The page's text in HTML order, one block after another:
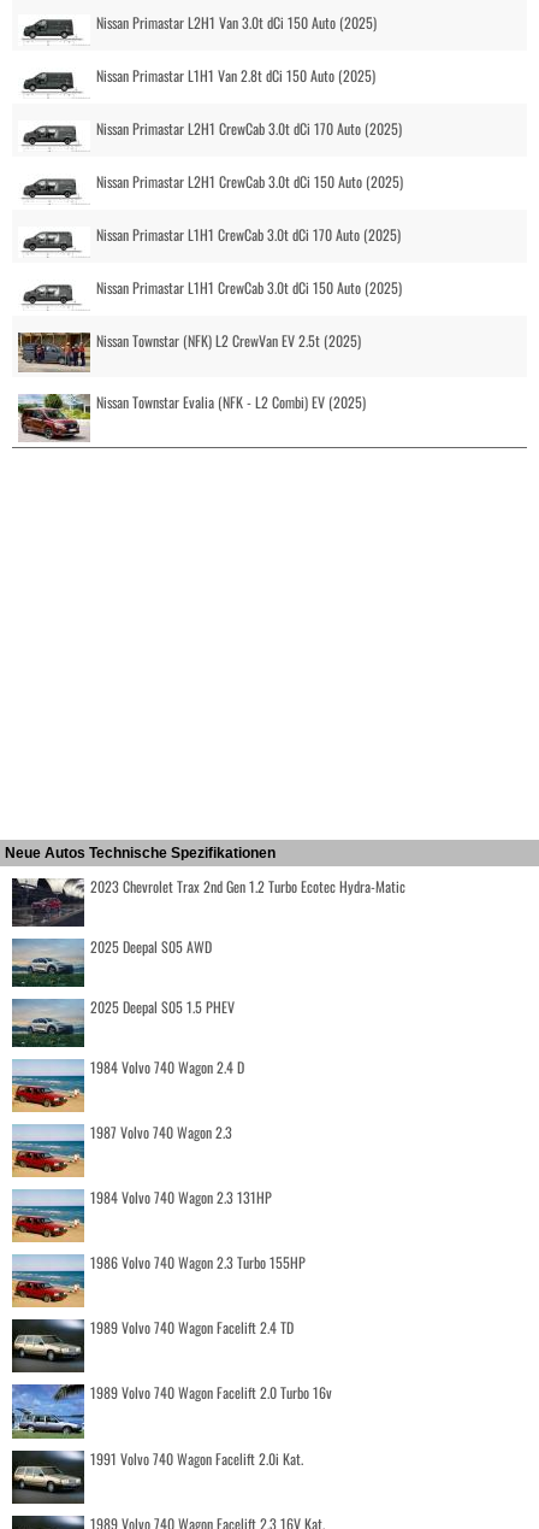
Nissan Primastar L2H1 Van 3.0t dCi 150 Auto (2025)
Nissan Primastar L1H1 Van 2.8t dCi 150 Auto (2025)
Nissan Primastar L2H1 CrewCab 3.0t dCi 170 Auto (2025)
Nissan Primastar L2H1 CrewCab 3.0t dCi 150 Auto (2025)
Nissan Primastar L1H1 CrewCab 3.0t dCi 170 Auto (2025)
Nissan Primastar L1H1 CrewCab 3.0t dCi 150 Auto (2025)
Nissan Townstar (NFK) L2 CrewVan EV 2.5t (2025)
Nissan Townstar Evalia (NFK - L2 Combi) EV (2025)
Neue Autos Technische Spezifikationen
2023 Chevrolet Trax 2nd Gen 1.2 Turbo Ecotec Hydra-Matic
2025 Deepal S05 AWD
2025 Deepal S05 1.5 PHEV
1984 Volvo 740 Wagon 2.4 D
1987 Volvo 740 Wagon 2.3
1984 Volvo 740 Wagon 2.3 131HP
1986 Volvo 740 Wagon 2.3 Turbo 155HP
1989 Volvo 740 Wagon Facelift 2.4 TD
1989 Volvo 740 Wagon Facelift 2.0 Turbo 16v
1991 Volvo 740 Wagon Facelift 2.0i Kat.
1989 Volvo 740 Wagon Facelift 2.3 16V Kat.